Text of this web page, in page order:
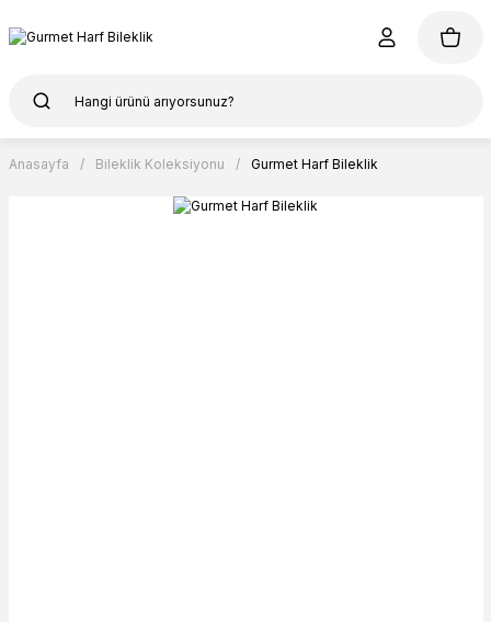
Anasayfa Bileklik Koleksiyonu Gurmet Harf Bileklik